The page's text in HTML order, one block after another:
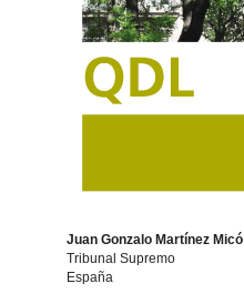
Juan Gonzalo Martínez Micó
Tribunal Supremo
España